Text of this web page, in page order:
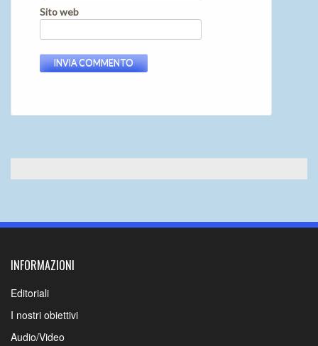
Sito web
INFORMAZIONI
Editoriali
I nostri obiettivi
Audio/Video